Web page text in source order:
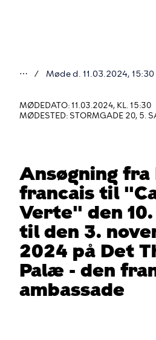
er
her
⋯ Møde d. 11.03.2024, 15:30
MØDEDATO: 11.03.2024, KL. 15:30
MØDESTED: STORMGADE 20, 5.
Ansøgning
francais til
Verte" den
til den 3.
2024 på Det
Palæ - den
ambassade